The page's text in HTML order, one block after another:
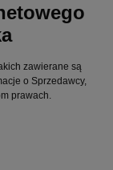
zawierane są
o Sprzedawcy,
prawach.